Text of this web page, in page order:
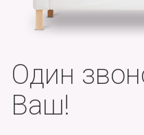
Один
Ваш!